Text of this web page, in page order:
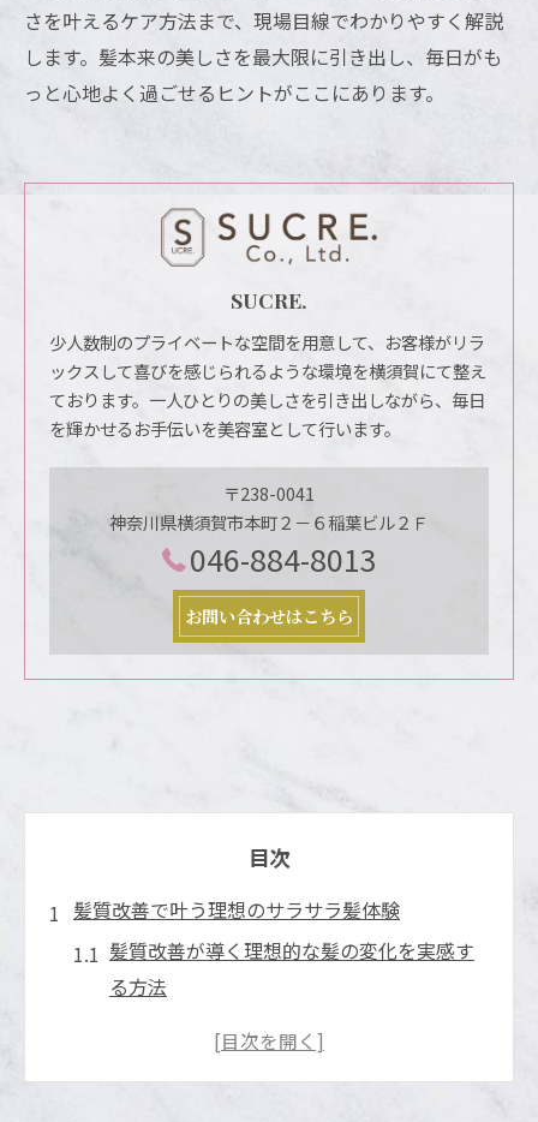
さを叶えるケア方法まで、現場目線でわかりやすく解説
します。髪本来の美しさを最大限に引き出し、毎日がも
っと心地よく過ごせるヒントがここにあります。
SUCRE.
少人数制のプライベートな空間を用意して、お客様がリラ
ックスして喜びを感じられるような環境を横須賀にて整え
ております。一人ひとりの美しさを引き出しながら、毎日
を輝かせるお手伝いを美容室として行います。
〒238-0041
神奈川県横須賀市本町２－６稲葉ビル２Ｆ
046-884-8013
お問い合わせはこちら
目次
髪質改善で叶う理想のサラサラ髪体験
髪質改善が導く理想的な髪の変化を実感す
る方法
美容師がすすめる髪質改善の効果的な始め